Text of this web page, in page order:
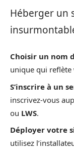
Héberger un
Choisir un nom
unique qui
S’inscrire à un
inscrivez-vous
ou LWS.
Déployer votre
utilisez